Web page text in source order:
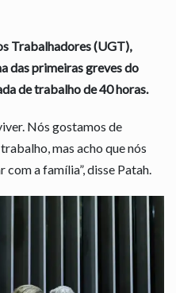
Trabalhadores (UGT),
das primeiras greves do
de trabalho de 40 horas.
Nós gostamos de
mas acho que nós
a família”, disse Patah.